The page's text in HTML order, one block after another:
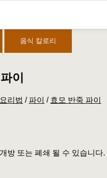
음식 칼로리
이
리법 / 파이 / 효모 반죽 파이
방 또는 폐쇄 될 수 있습니